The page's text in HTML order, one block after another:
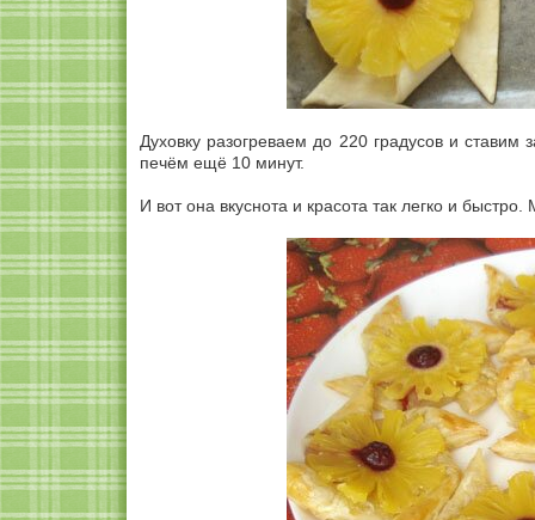
Духовку разогреваем до 220 градусов и
печём ещё 10 минут.
И вот она вкуснота и красота так легко и